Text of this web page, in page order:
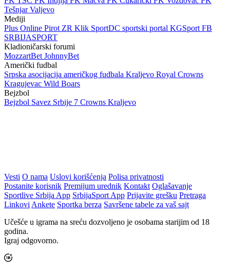
Tešnjar Valjevo
Mediji
Plus Online Pirot ZR Klik SportDC sportski portal KGSport FB
SRBIJASPORT
Kladioničarski forumi
MozzartBet JohnnyBet
Američki fudbal
Srpska asocijacija američkog fudbala Kraljevo Royal Crowns
Kragujevac Wild Boars
Bejzbol
Bejzbol Savez Srbije 7 Crowns Kraljevo
Vesti O nama Uslovi korišćenja Polisa privatnosti
Postanite korisnik Premijum urednik Kontakt Oglašavanje
Sportlive Srbija App SrbijaSport App Prijavite grešku Pretraga
Linkovi Ankete Sportka berza Savršene tabele za vaš sajt
Učešće u igrama na sreću dozvoljeno je osobama starijim od 18
godina.
Igraj odgovorno.